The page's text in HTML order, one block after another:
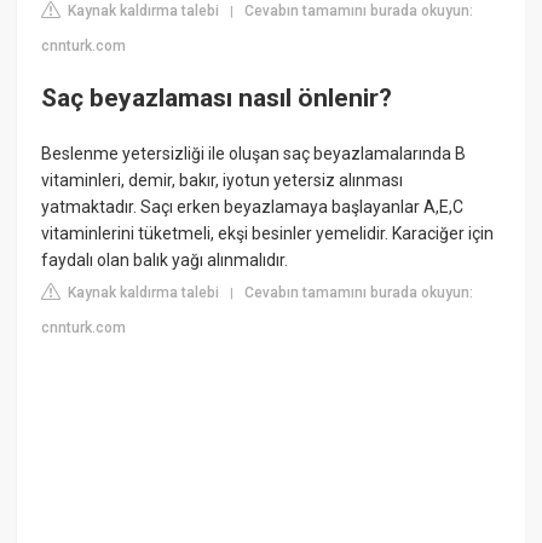
Kaynak kaldırma talebi |Cevabın tamamını burada okuyun:
cnnturk.com
Saç beyazlaması nasıl önlenir?
Beslenme yetersizliği ile oluşan saç beyazlamalarında B
vitaminleri, demir, bakır, iyotun yetersiz alınması
yatmaktadır. Saçı erken beyazlamaya başlayanlar A,E,C
vitaminlerini tüketmeli, ekşi besinler yemelidir. Karaciğer için
faydalı olan balık yağı alınmalıdır.
Kaynak kaldırma talebi |Cevabın tamamını burada okuyun:
cnnturk.com